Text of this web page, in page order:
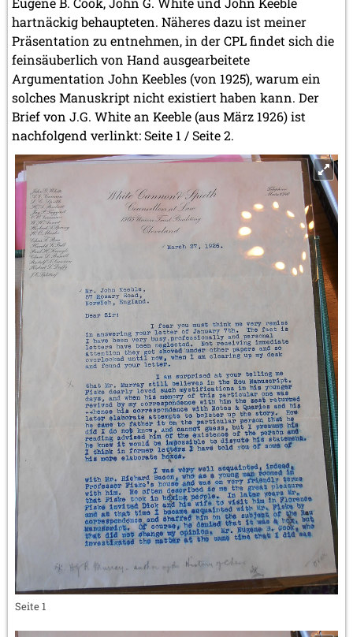
hartnäckig behaupteten. Näheres dazu ist meiner
Präsentation zu entnehmen, in der CPL findet sich die
feinsäuberlich von Hand ausgearbeitete
Argumentation John Keebles (von 1925), warum ein
solches Manuskript nicht existiert haben kann. Der
Brief von J.G. White an Keeble (aus März 1926) ist
nachfolgend verlinkt: Seite 1 / Seite 2.
Seite 1